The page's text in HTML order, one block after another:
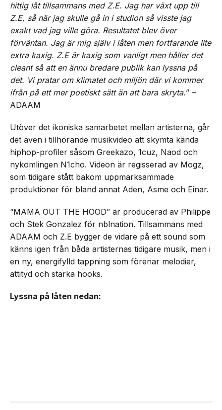
hittig låt tillsammans med Z.E. Jag har växt upp till
Z.E, så när jag skulle gå in i studion så visste jag
exakt vad jag ville göra. Resultatet blev över
förväntan. Jag är mig själv i låten men fortfarande lite
extra kaxig. Z.E är kaxig som vanligt men håller det
cleant så att en ännu bredare publik kan lyssna på
det. Vi pratar om klimatet och miljön där vi kommer
ifrån på ett mer poetiskt sätt än att bara skryta.” –
ADAAM
Utöver det ikoniska samarbetet mellan artisterna, går
det även i tillhörande musikvideo att skymta kända
hiphop-profiler såsom Greekazo, 1cuz, Naod och
nykomlingen N1cho. Videon är regisserad av Mogz,
som tidigare stått bakom uppmärksammade
produktioner för bland annat Aden, Asme och Einar.
“MAMA OUT THE HOOD” är producerad av Philippe
och Stek Gonzalez för nblnation. Tillsammans med
ADAAM och Z.E bygger de vidare på ett sound som
känns igen från båda artisternas tidigare musik, men i
en ny, energifylld tappning som förenar melodier,
attityd och starka hooks.
Lyssna på låten nedan: